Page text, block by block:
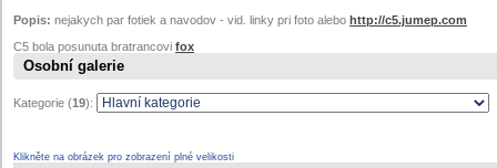
Popis: nejakych par fotiek a navodov - vid. linky pri foto alebo http://c5.jumep.com
C5 bola posunuta bratrancovi fox
Osobní galerie
Kategorie (19):
Klikněte na obrázek pro zobrazení plné velikosti